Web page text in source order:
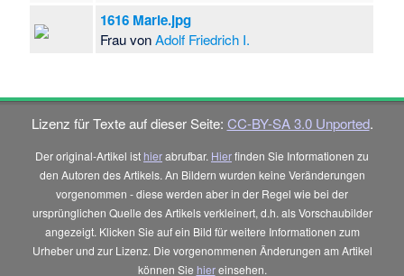
1616 Marie.jpg
Frau vonAdolf Friedrich I.
Lizenz für Texte auf dieser Seite: CC-BY-SA 3.0 Unported.
Der original-Artikel ist hierabrufbar. Hierfinden Sie Informationen zu
den Autoren des Artikels. An Bildern wurden keine Veränderungen
vorgenommen - diese werden aber in der Regel wie bei der
ursprünglichen Quelle des Artikels verkleinert, d.h. als Vorschaubilder
angezeigt. Klicken Sie auf ein Bild für weitere Informationen zum
Urheber und zur Lizenz. Die vorgenommenen Änderungen am Artikel
können Sie hiereinsehen.